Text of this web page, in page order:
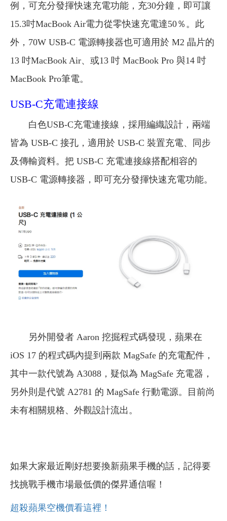
例，可充分發揮快速充電功能，充30分鐘，即可讓
15.3吋MacBook Air電力從零快速充電達50％。此
外，70W USB-C 電源轉接器也可適用於 M2 晶片的
13 吋MacBook Air、或13 吋 MacBook Pro 與14 吋
MacBook Pro筆電。
USB-C充電連接線
白色USB-C充電連接線，採用編織設計，兩端
皆為 USB-C 接孔，適用於 USB-C 裝置充電、同步
及傳輸資料。把 USB-C 充電連接線搭配相容的
USB-C 電源轉接器，即可充分發揮快速充電功能。
另外開發者 Aaron 挖掘程式碼發現，蘋果在
iOS 17 的程式碼內提到兩款 MagSafe 的充電配件，
其中一款代號為 A3088，疑似為 MagSafe 充電器，
另外則是代號 A2781 的 MagSafe 行動電源。目前尚
未有相關規格、外觀設計流出。
如果大家最近剛好想要換新蘋果手機的話，記得要
找挑戰手機市場最低價的傑昇通信喔！
超殺蘋果空機價看這裡！